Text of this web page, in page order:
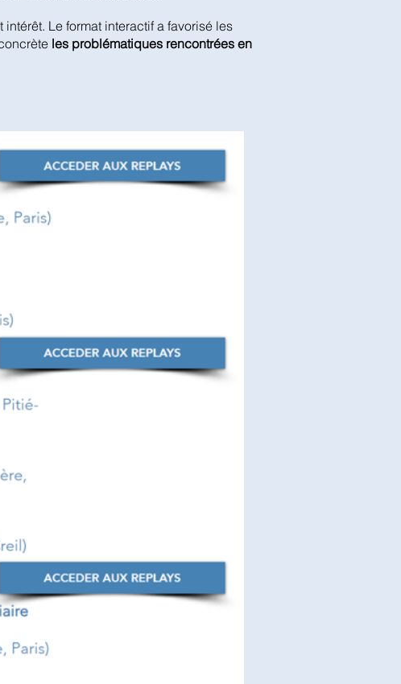
intérêt. Le format interactif a favorisé les
les problématiques rencontrées en